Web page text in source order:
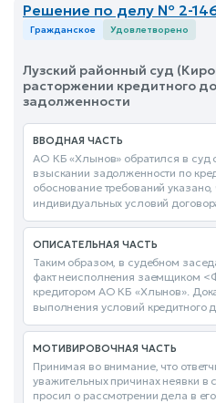
Решение по делу № 2-
Гражданское Удовлетворено
Лузский районный суд
расторжении кредитного
задолженности
ВВОДНАЯ ЧАСТЬ
АО КБ «Хлынов» обратился в
взыскании задолженности по
обоснование требований
индивидуальных условий
ОПИСАТЕЛЬНАЯ ЧАСТЬ
Таким образом, в судебном
факт неисполнения заемщиком
кредитором АО КБ «Хлынов».
выполнения условий кредитного
МОТИВИРОВОЧНАЯ ЧАСТЬ
Принимая во внимание, что
уважительных причинах неявки в
просил о рассмотрении дела в